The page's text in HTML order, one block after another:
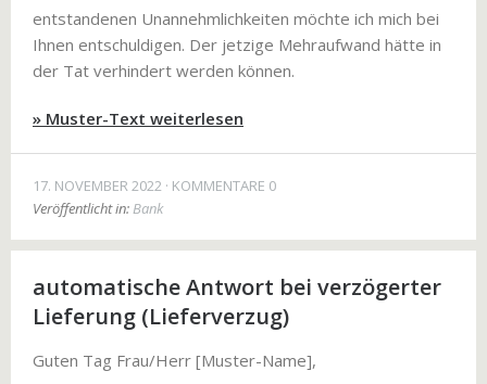
entstandenen Unannehmlichkeiten möchte ich mich bei
Ihnen entschuldigen. Der jetzige Mehraufwand hätte in
der Tat verhindert werden können.
» Muster-Text weiterlesen
17. NOVEMBER 2022 KOMMENTARE 0
Veröffentlicht in:Bank
automatische Antwort bei verzögerter
Lieferung (Lieferverzug)
Guten Tag Frau/Herr [Muster-Name],